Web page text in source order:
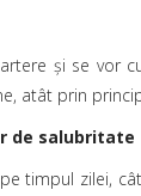
şi se vor
atât prin
de salubritate
timpul zilei,